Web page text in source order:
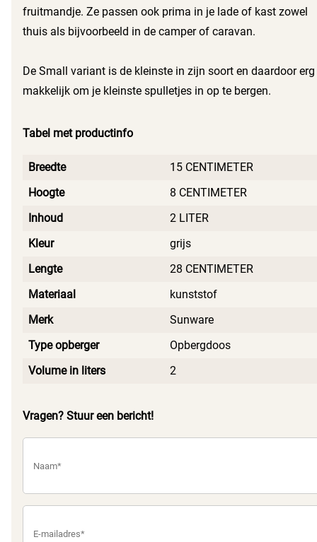
fruitmandje. Ze passen ook prima in je lade of kast zowel
thuis als bijvoorbeeld in de camper of caravan.
De Small variant is de kleinste in zijn soort en daardoor erg
makkelijk om je kleinste spulletjes in op te bergen.
Tabel met productinfo
Breedte
15 CENTIMETER
Hoogte
8 CENTIMETER
Inhoud
2 LITER
Kleur
grijs
Lengte
28 CENTIMETER
Materiaal
kunststof
Merk
Sunware
Type opberger
Opbergdoos
Volume in liters
2
Vragen? Stuur een bericht!